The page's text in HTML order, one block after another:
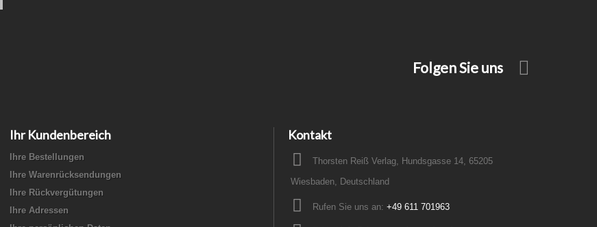
Folgen Sie uns
Ihr Kundenbereich
Ihre Bestellungen
Ihre Warenrücksendungen
Ihre Rückvergütungen
Ihre Adressen
Kontakt
Thorsten Reiß Verlag, Hundsgasse 14, 65205
Wiesbaden, Deutschland
Rufen Sie uns an: +49 611 701963